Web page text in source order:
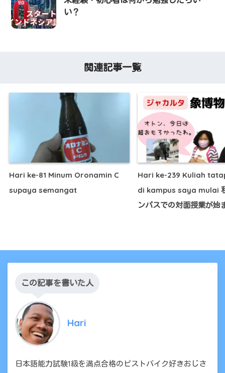
い？
関連記事一覧
Hari ke-81 Minum Oronamin C
supaya semangat
Hari ke-239 Kuliah
di kampus saya mulai
ンパスでの対面授業が始
この記事を書いた人
Hari
日本語能力試験1級を満点合格のピストバイク好きおじさ